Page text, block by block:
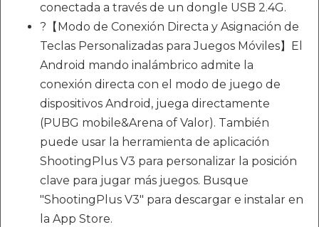
conectada a través de un dongle USB 2.4G.
?【Modo de Conexión Directa y Asignación de
Teclas Personalizadas para Juegos Móviles】El
Android mando inalámbrico admite la
conexión directa con el modo de juego de
dispositivos Android, juega directamente
(PUBG mobile&Arena of Valor). También
puede usar la herramienta de aplicación
ShootingPlus V3 para personalizar la posición
clave para jugar más juegos. Busque
"ShootingPlus V3" para descargar e instalar en
la App Store.